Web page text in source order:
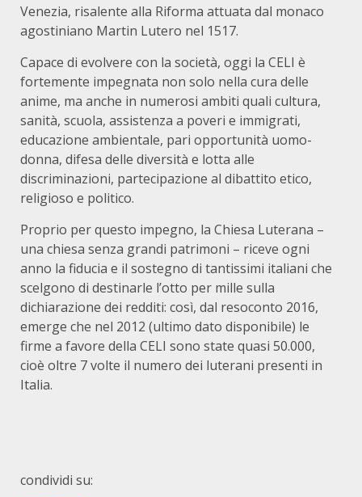
Venezia, risalente alla Riforma attuata dal monaco
agostiniano Martin Lutero nel 1517.
Capace di evolvere con la società, oggi la CELI è
fortemente impegnata non solo nella cura delle
anime, ma anche in numerosi ambiti quali cultura,
sanità, scuola, assistenza a poveri e immigrati,
educazione ambientale, pari opportunità uomo-
donna, difesa delle diversità e lotta alle
discriminazioni, partecipazione al dibattito etico,
religioso e politico.
Proprio per questo impegno, la Chiesa Luterana –
una chiesa senza grandi patrimoni – riceve ogni
anno la fiducia e il sostegno di tantissimi italiani che
scelgono di destinarle l’otto per mille sulla
dichiarazione dei redditi: così, dal resoconto 2016,
emerge che nel 2012 (ultimo dato disponibile) le
firme a favore della CELI sono state quasi 50.000,
cioè oltre 7 volte il numero dei luterani presenti in
Italia.
condividi su: